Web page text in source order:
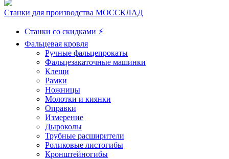
Станки для производства МОССКЛАД
Станки со скидками ⚡
Фальцевая кровля
Ручные фальцепрокаты
Фальцезакаточные машинки
Клещи
Рамки
Ножницы
Молотки и киянки
Оправки
Измерение
Дыроколы
Трубные расширители
Роликовые листогибы
Кронштейногибы